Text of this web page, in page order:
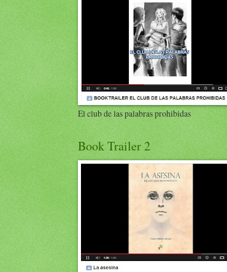
El club de las palabras prohibidas
Book Trailer 2